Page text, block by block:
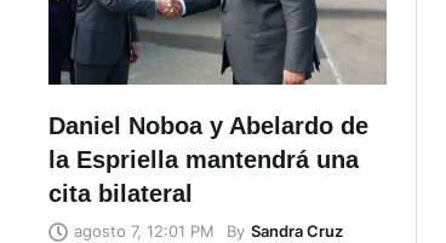
Daniel Noboa y Abelardo de
la Espriella mantendrá una
cita bilateral
agosto 7, 12:01 PM By Sandra Cruz